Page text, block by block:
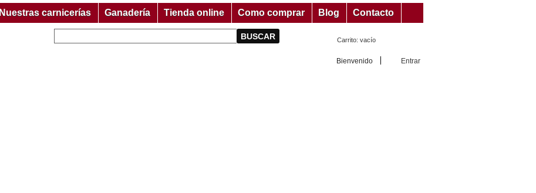
Nuestras carnicerías Ganadería Tienda online Como comprar Blog Contacto
Carrito: vacío
Bienvenido Entrar